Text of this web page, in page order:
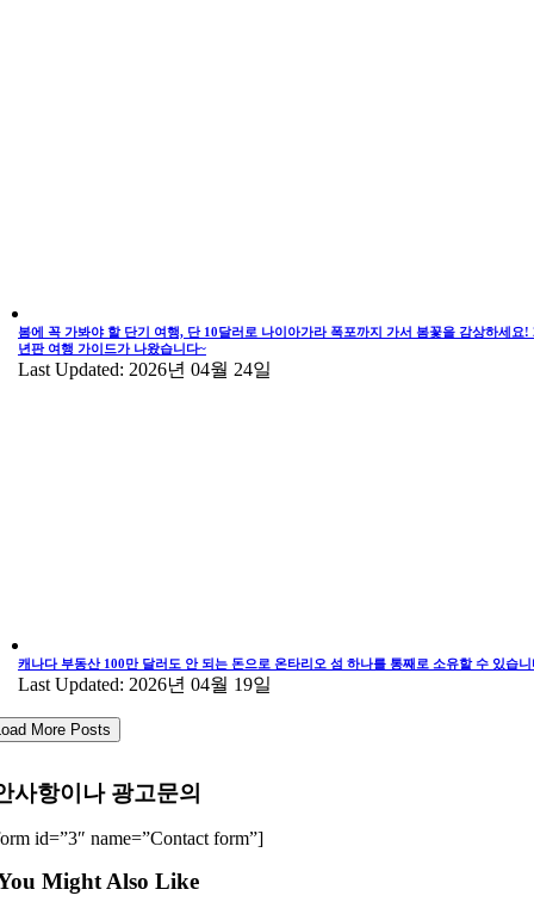
봄에 꼭 가봐야 할 단기 여행, 단 10달러로 나이아가라 폭포까지 가서 봄꽃을 감상하세요!
년판 여행 가이드가 나왔습니다~
Last Updated: 2026년 04월 24일
캐나다 부동산 100만 달러도 안 되는 돈으로 온타리오 섬 하나를 통째로 소유할 수 있습니
Last Updated: 2026년 04월 19일
More Posts
사항이나 광고문의
id=”3″ name=”Contact form”]
Might Also Like